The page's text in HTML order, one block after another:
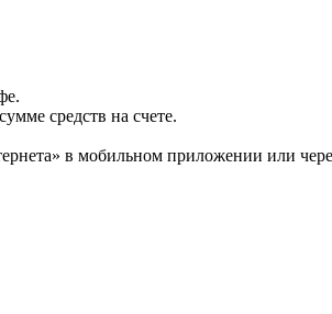
средств на счете.
в мобильном приложении или